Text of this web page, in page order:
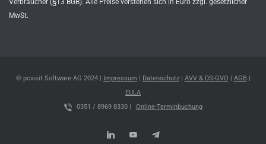
MwSt.
© pcvisit Software AG 2024 | Impressum Datenschutz| AVV & DS-GVO AGB
EULA
0351 / 8969 8330 |
Online-Terminbuchung